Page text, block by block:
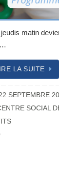
matin
LA SUITE
SEPTEMBRE
SOCIAL